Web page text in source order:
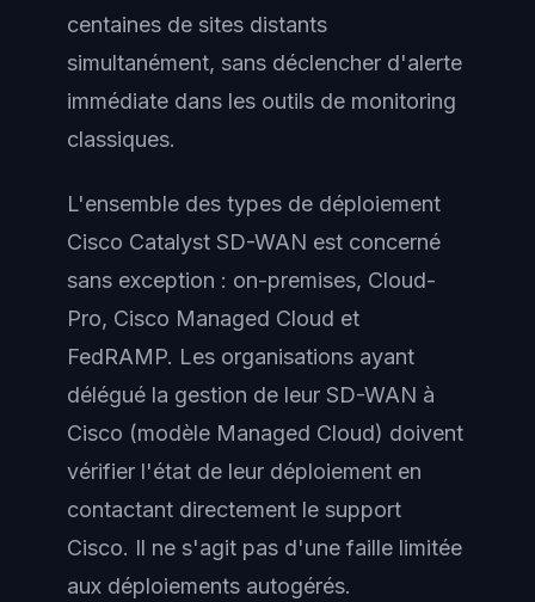
centaines de sites distants
simultanément, sans déclencher d'alerte
immédiate dans les outils de monitoring
classiques.
L'ensemble des types de déploiement
Cisco Catalyst SD-WAN est concerné
sans exception : on-premises, Cloud-
Pro, Cisco Managed Cloud et
FedRAMP. Les organisations ayant
délégué la gestion de leur SD-WAN à
Cisco (modèle Managed Cloud) doivent
vérifier l'état de leur déploiement en
contactant directement le support
Cisco. Il ne s'agit pas d'une faille limitée
aux déploiements autogérés.